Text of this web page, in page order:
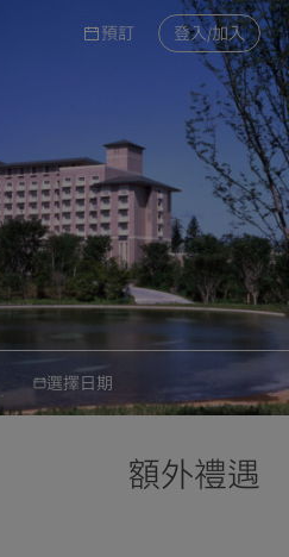
預訂 登入/加入
倉酒店
選擇日期
額外禮遇